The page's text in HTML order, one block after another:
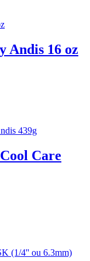
Andis 16 oz
Care